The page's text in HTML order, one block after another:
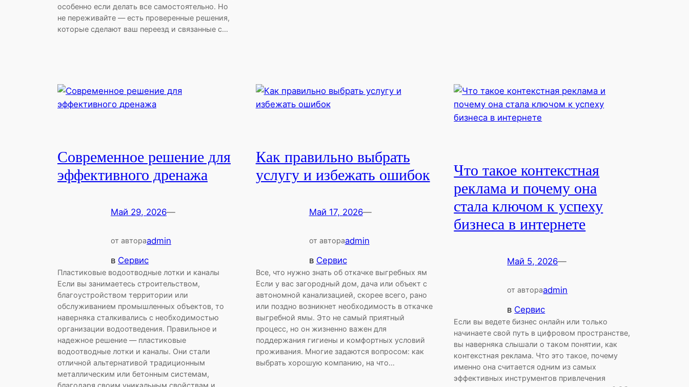
особенно если делать все самостоятельно. Но
не переживайте — есть проверенные решения,
которые сделают ваш переезд и связанные с…
Современное решение для
эффективного дренажа
Май 29, 2026—
от автораadmin
в Сервис
Пластиковые водоотводные лотки и каналы
Если вы занимаетесь строительством,
благоустройством территории или
обслуживанием промышленных объектов, то
наверняка сталкивались с необходимостью
организации водоотведения. Правильное и
надежное решение — пластиковые
водоотводные лотки и каналы. Они стали
отличной альтернативой традиционным
металлическим или бетонным системам,
благодаря своим уникальным свойствам и
Как правильно выбрать
услугу и избежать ошибок
Май 17, 2026—
от автораadmin
в Сервис
Все, что нужно знать об откачке выгребных ям
Если у вас загородный дом, дача или объект с
автономной канализацией, скорее всего, рано
или поздно возникнет необходимость в откачке
выгребной ямы. Это не самый приятный
процесс, но он жизненно важен для
поддержания гигиены и комфортных условий
проживания. Многие задаются вопросом: как
выбрать хорошую компанию, на что…
Что такое контекстная
реклама и почему она
стала ключом к успеху
бизнеса в интернете
Май 5, 2026—
от автораadmin
в Сервис
Если вы ведете бизнес онлайн или только
начинаете свой путь в цифровом пространстве,
вы наверняка слышали о таком понятии, как
контекстная реклама. Что это такое, почему
именно она считается одним из самых
эффективных инструментов привлечения